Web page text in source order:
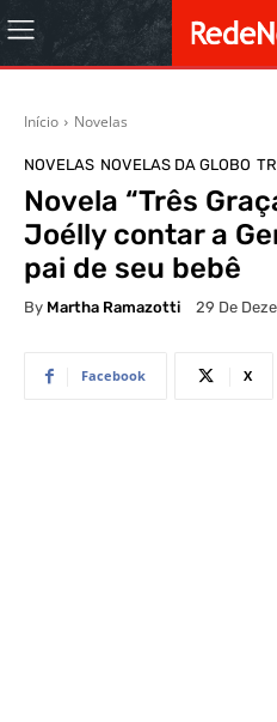
Início Novelas
NOVELAS NOVELAS DA GLOBO
Novela “Três
Joélly contar a
pai de seu bebê
By Martha Ramazotti 29 De
Facebook X